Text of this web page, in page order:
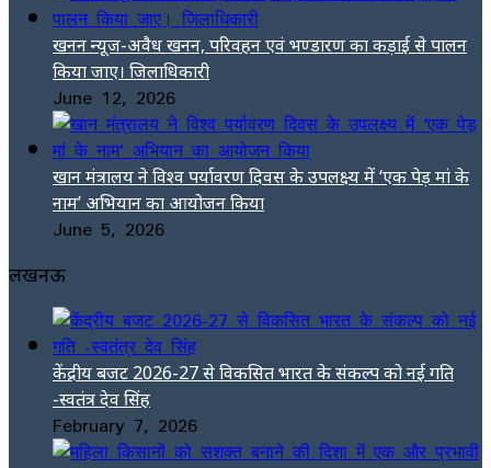
खनन न्यूज-अवैध खनन, परिवहन एवं भण्डारण का कड़ाई से पालन
किया जाए। जिलाधिकारी
June 12, 2026
खान मंत्रालय ने विश्व पर्यावरण दिवस के उपलक्ष्य में ‘एक पेड़ मां के
नाम’ अभियान का आयोजन किया
June 5, 2026
लखनऊ
केंद्रीय बजट 2026-27 से विकसित भारत के संकल्प को नई गति
-स्वतंत्र देव सिंह
February 7, 2026